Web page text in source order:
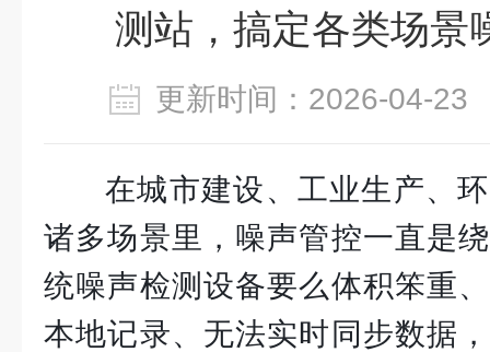
测站，搞定各类场景
更新时间：2026-04-
在城市建设、工业生产、
诸多场景里，噪声管控一直是
统噪声检测设备要么体积笨重
本地记录、无法实时同步数据